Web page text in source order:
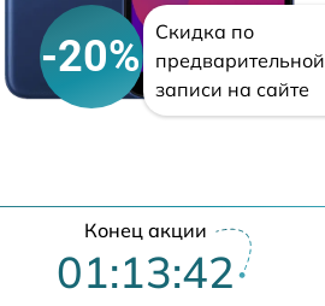
-20%
Скидка по
предварительной
записи на сайте
Конец акции
01:13:41